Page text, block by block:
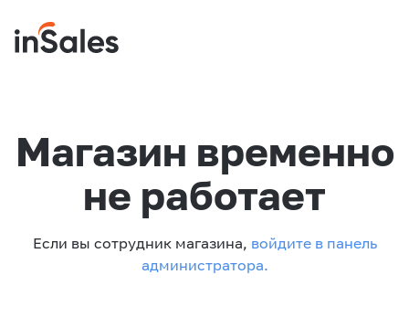
Магазин временно
не работает
Если вы сотрудник магазина, войдите в панель
администратора.